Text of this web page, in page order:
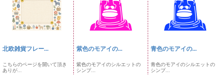
北欧雑貨フレー...
こちらのページを開いて頂き
ありが...
紫色のモアイの...
紫色のモアイのシルエットの
シンプ...
青色のモアイの...
青色のモアイのシルエットの
シンプ...